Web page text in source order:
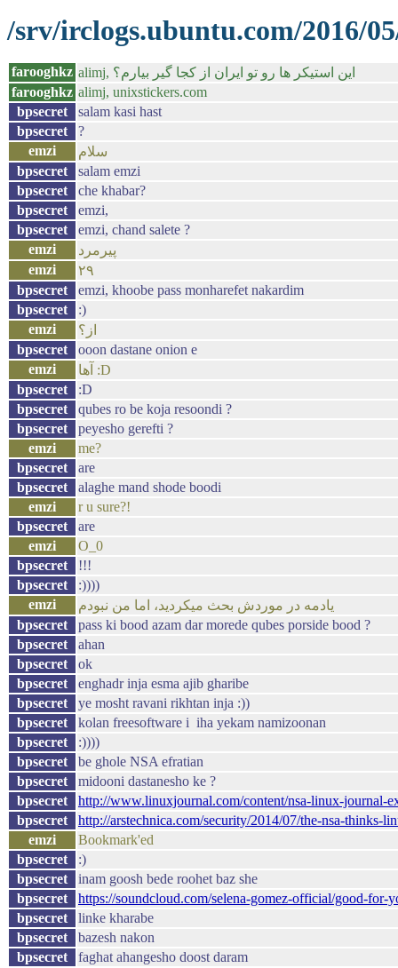
/srv/irclogs.ubuntu.com/2016/
farooghkz
alimj, اين استيكر ها رو تو ايران از كجا گير بيارم؟
farooghkz alimj, unixstickers.com
bpsecret
salam kasi hast
bpsecret
?
emzi
سلام
bpsecret
salam emzi
bpsecret
che khabar?
bpsecret
emzi,
bpsecret
emzi, chand salete ?
emzi
پیرمرد
emzi
۲۹
bpsecret
emzi, khoobe pass monharefet nakardim
bpsecret
:)
emzi
از؟
bpsecret
ooon dastane onion e
emzi
آها :D
bpsecret
:D
bpsecret
qubes ro be koja resoondi ?
bpsecret
peyesho gerefti ?
emzi
me?
bpsecret
are
bpsecret
alaghe mand shode boodi
emzi
r u sure?!
bpsecret
are
emzi
O_0
bpsecret
!!!
bpsecret
:))))
emzi
یادمه در موردش بحث میکردید، اما من نبودم
bpsecret
pass ki bood azam dar morede qubes porside bood ?
bpsecret
ahan
bpsecret
ok
bpsecret
enghadr inja esma ajib gharibe
bpsecret
ye mosht ravani rikhtan inja :))
bpsecret
kolan freesoftware i iha yekam namizoonan
bpsecret
:))))
bpsecret
be ghole NSA efratian
bpsecret
midooni dastanesho ke ?
bpsecret
http://www.linuxjournal.com/content/nsa-linux-journal-
bpsecret
http://arstechnica.com/security/2014/07/the-nsa-thinks-
emzi
Bookmark'ed
bpsecret
:)
bpsecret
inam goosh bede roohet baz she
bpsecret
https://soundcloud.com/selena-gomez-official/good-for-
bpsecret
linke kharabe
bpsecret
bazesh nakon
bpsecret
faghat ahangesho doost daram